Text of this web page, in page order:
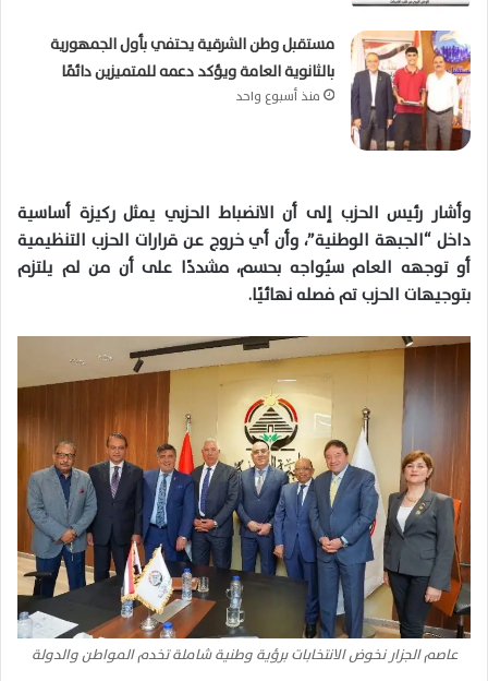
مستقبل وطن الشرقية يحتفي بأول الجمهورية
بالثانوية العامة ويؤكد دعمه للمتميزين دائمًا
منذ أسبوع واحد
وأشار رئيس الحزب إلى أن الانضباط الحزبي يمثل ركيزة أساسية
داخل “الجبهة الوطنية”، وأن أي خروج عن قرارات الحزب التنظيمية
أو توجهه العام سيُواجه بحسم، مشددًا على أن من لم يلتزم
بتوجيهات الحزب تم فصله نهائيًا.
عاصم الجزار نخوض الانتخابات برؤية وطنية شاملة تخدم المواطن والدولة